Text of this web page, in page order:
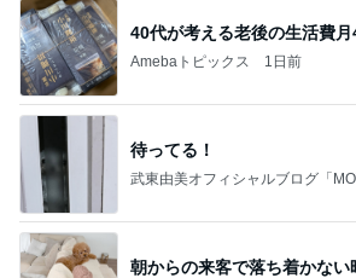
40代が考える老後の生活費
Amebaトピックス 1日前
待ってる！
武東由美オフィシャルブログ「
朝からの来客で落ち着かない